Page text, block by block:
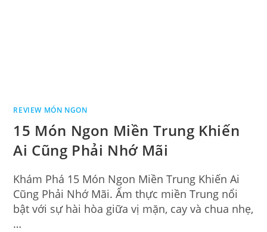
REVIEW MÓN NGON
15 Món Ngon Miền Trung Khiến
Ai Cũng Phải Nhớ Mãi
Khám Phá 15 Món Ngon Miền Trung Khiến Ai
Cũng Phải Nhớ Mãi. Ẩm thực miền Trung nổi
bật với sự hài hòa giữa vị mặn, cay và chua nhẹ,
…